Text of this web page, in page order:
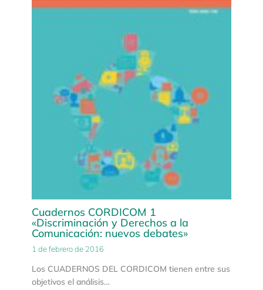
Cuadernos CORDICOM 1
«Discriminación y Derechos a la
Comunicación: nuevos debates»
1 de febrero de 2016
Los CUADERNOS DEL CORDICOM tienen entre sus
objetivos el análisis…